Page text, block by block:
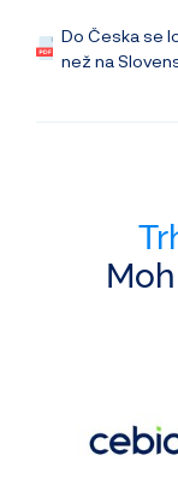
Do Česka se
než na